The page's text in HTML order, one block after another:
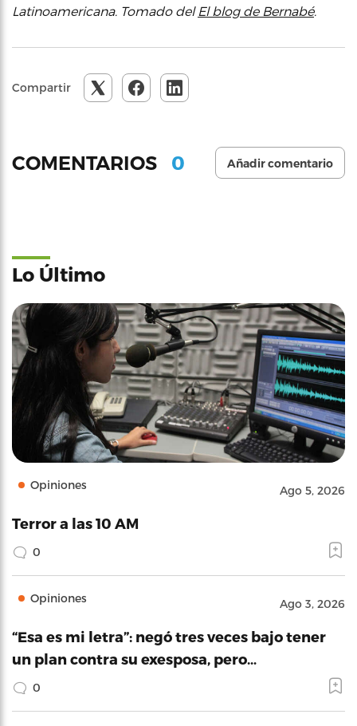
Latinoamericana. Tomado del El blog de Bernabé.
Compartir
COMENTARIOS 0 Añadir comentario
Lo Último
Opiniones Ago 5, 2026
Terror a las 10 AM
0
Opiniones Ago 3, 2026
“Esa es mi letra”: negó tres veces bajo tener
un plan contra su exesposa, pero…
0